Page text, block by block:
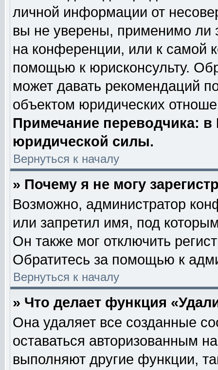
личной информации от
вы не уверены, применимо ли
на конференции, или к самой
помощью к юрисконсульту.
может давать рекомендаций
объектом юридических
Примечание переводчика:
юридической силы.
Вернуться к началу
» Почему я не могу
Возможно, администратор
или запретил имя, под
Он также мог отключить
Обратитесь за помощью к
Вернуться к началу
» Что делает функция
Она удаляет все созданные
оставаться авторизованным
выполняют другие функции,